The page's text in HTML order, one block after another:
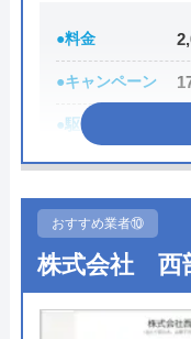
街角水道工事
運営会社
代表者
創業・設立
所在地
東
●料金
●キャンペーン
●駆けつけ時間
●受付時間
●定休日
●出張見積もり
●支払い方法
おすすめ業者⑩
株式会社 西